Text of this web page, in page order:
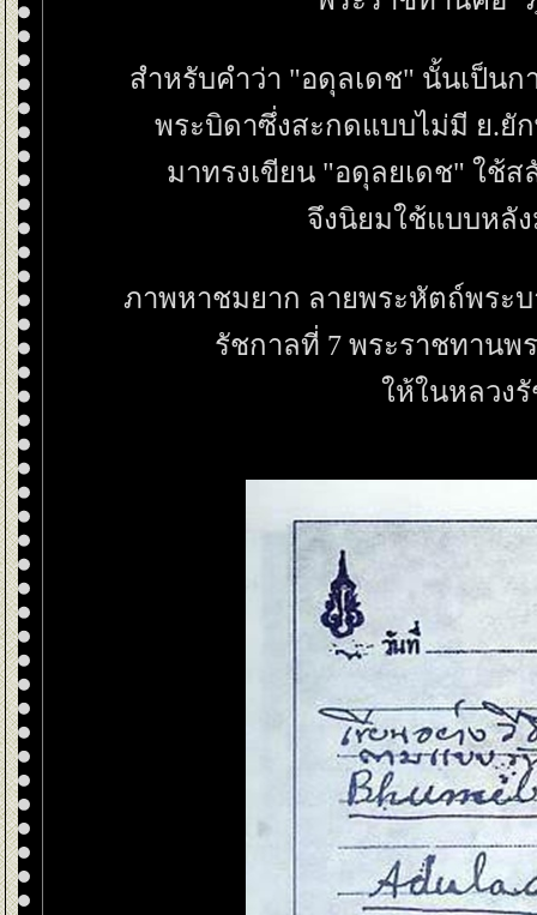
สำหรับคำว่า "อดุลเดช" นั้นเป็น
พระบิดาซึ่งสะกดแบบไม่มี ย.ยั
มาทรงเขียน "อดุลยเดช" ใช้
จึงนิยมใช้แบบหลั
ภาพหาชมยาก ลายพระหัตถ์พระบ
รัชกาลที่ 7 พระราชทาน
ห้ในหลวง